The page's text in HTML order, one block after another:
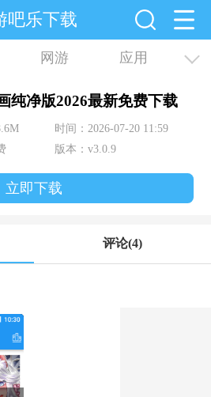
吧乐下载
网游 应用
纯净版2026最新免费下载
时间：2026-07-20 11:59
版本：v3.0.9
立即下载
评论(4)